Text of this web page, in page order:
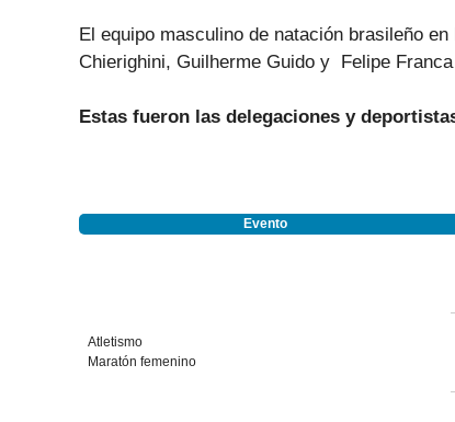
El equipo masculino de natación brasileño
Chierighini, Guilherme Guido y Felipe
Estas fueron las delegaciones y
Evento
Atletismo
Maratón femenino